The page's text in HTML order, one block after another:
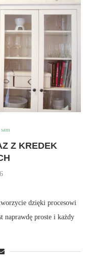
Z KREDEK
dzięki procesowi
naprawdę proste i każdy